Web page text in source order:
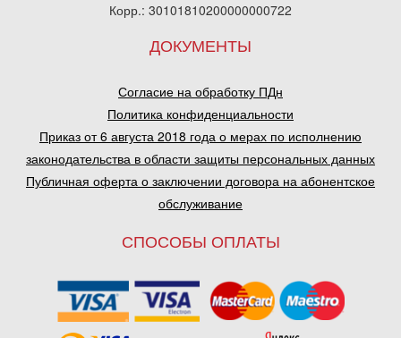
Корр.: 30101810200000000722
ДОКУМЕНТЫ
Согласие на обработку ПДн
Политика конфиденциальности
Приказ от 6 августа 2018 года о мерах по исполнению
законодательства в области защиты персональных данных
Публичная оферта о заключении договора на абонентское
обслуживание
СПОСОБЫ ОПЛАТЫ